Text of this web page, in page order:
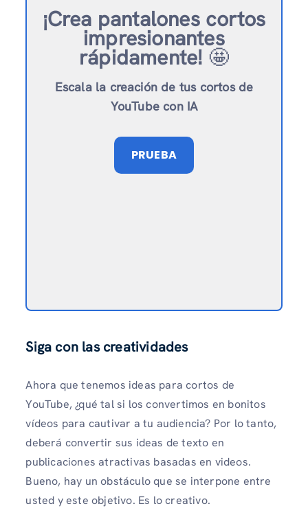
¡Crea pantalones cortos
impresionantes
rápidamente! 🤩
Escala la creación de tus cortos de
YouTube con IA
PRUEBA
Siga con las creatividades
Ahora que tenemos ideas para cortos de
YouTube, ¿qué tal si los convertimos en bonitos
vídeos para cautivar a tu audiencia? Por lo tanto,
deberá convertir sus ideas de texto en
publicaciones atractivas basadas en videos.
Bueno, hay un obstáculo que se interpone entre
usted y este objetivo. Es lo creativo.